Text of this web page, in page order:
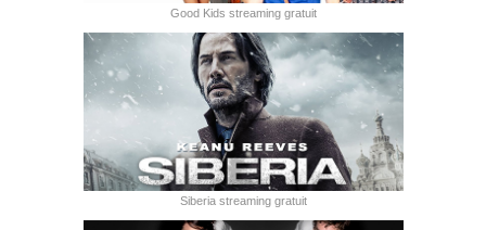
Good Kids streaming gratuit
Siberia streaming gratuit